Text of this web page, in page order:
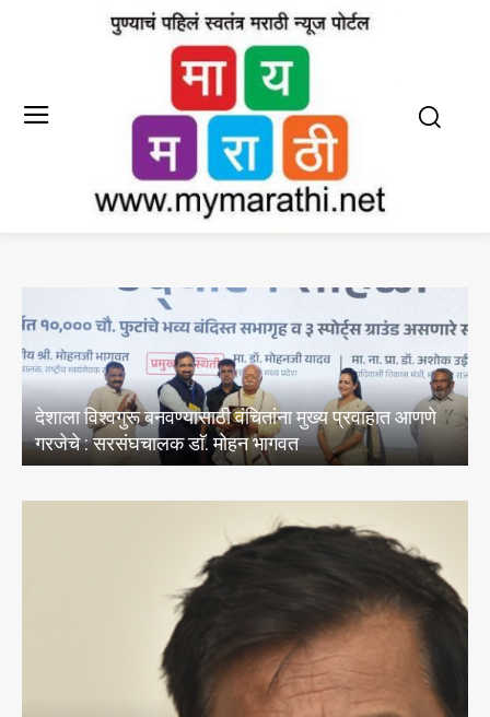
E20 पेट्रोल मधील पाण्याचे अभिसरण आणि क्लोराइडचे
अस्तित्वासंबंधी तेल विपणन कंपन्यांनी केल्या चाचण्या